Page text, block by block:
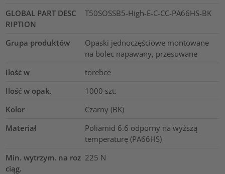
GLOBAL PART DESC
RIPTION
T50SOSSB5-High-E-C-CC-PA66HS-BK
Grupa produktów
Opaski jednoczęściowe montowane
na bolec napawany, przesuwane
Ilość w
torebce
Ilość w opak.
1000 szt.
Kolor
Czarny (BK)
Materiał
Poliamid 6.6 odporny na wyższą
temperaturę (PA66HS)
Min. wytrzym. na roz
ciąg.
225 N